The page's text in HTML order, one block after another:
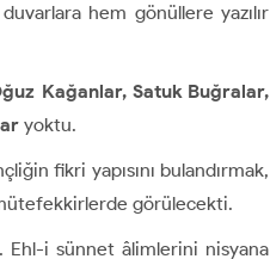
hem gönüllere yazılır
Kağanlar, Satuk Buğralar,
yoktu.
fikri yapısını bulandırmak,
mütefekkirlerde görülecekti.
Ehl-i sünnet âlimlerini nisyana